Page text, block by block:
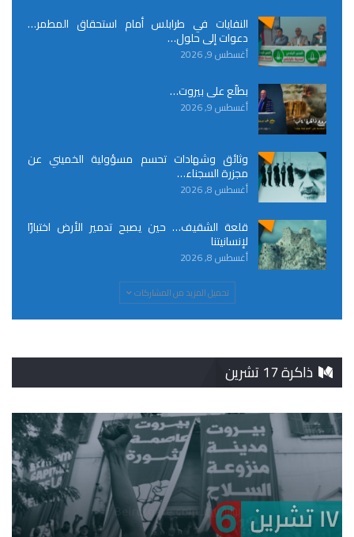
النفايات في طرابلس أمام استحقاق المطمر…
دعوات إلى حلول…
أغسطس 9, 2026
بطلّع على بيروت…
أغسطس 9, 2026
وثائق وشهادات تحسم مسؤولية الخميني عن
مجزرة السجناء…
أغسطس 8, 2026
قلعة الشقيف… حين يصبح تدمير الأرض اختبارًا
لإنسانيتنا
أغسطس 8, 2026
تحميل المزيد من المشاركات
ذاكرة 17 تشرين